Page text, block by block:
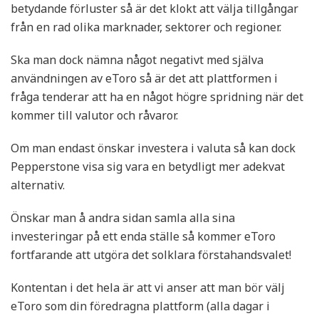
betydande förluster så är det klokt att välja tillgångar
från en rad olika marknader, sektorer och regioner.
Ska man dock nämna något negativt med själva
användningen av eToro så är det att plattformen i
fråga tenderar att ha en något högre spridning när det
kommer till valutor och råvaror.
Om man endast önskar investera i valuta så kan dock
Pepperstone visa sig vara en betydligt mer adekvat
alternativ.
Önskar man å andra sidan samla alla sina
investeringar på ett enda ställe så kommer eToro
fortfarande att utgöra det solklara förstahandsvalet!
Kontentan i det hela är att vi anser att man bör välj
eToro som din föredragna plattform (alla dagar i